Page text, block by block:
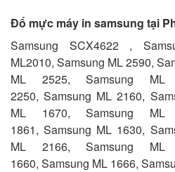
Đổ mực máy in samsung tại
Samsung SCX4622 ,
ML2010, Samsung ML 2590,
ML 2525, Samsung ML
2250, Samsung ML 2160,
ML 1670, Samsung ML
1861, Samsung ML 1630,
ML 2166, Samsung ML
1660, Samsung ML 1666,